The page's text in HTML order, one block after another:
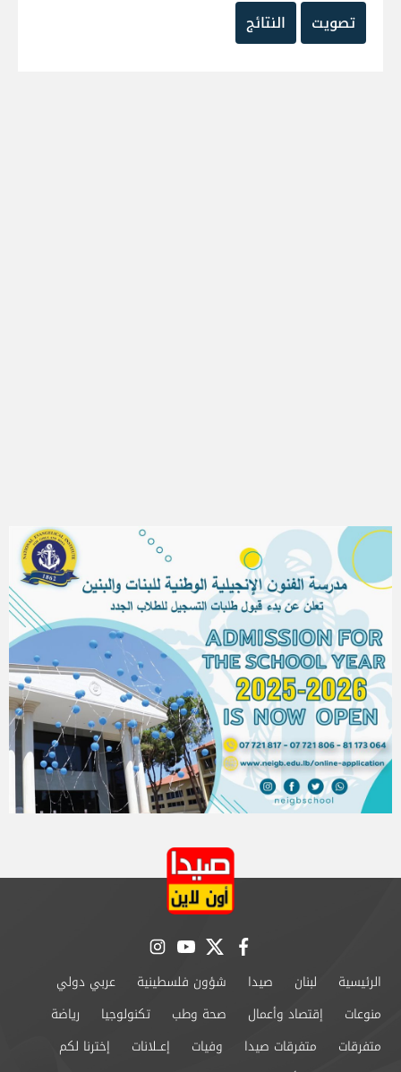
تصويت
النتائج
facebook
twitter
youtube
instagram
الرئيسية لبنان صيدا شؤون فلسطينية
عربي دولي
منوعات
إقتصاد وأعمال صحة وطب تكنولوجيا
رياضة
متفرقات
متفرقات صيدا وفيات إعــلانات
إخترنا لكم